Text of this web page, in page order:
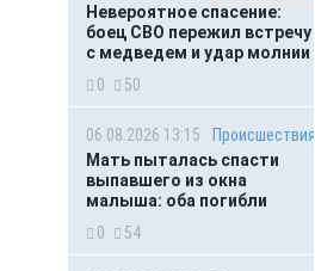
Невероятное спасение:
боец СВО пережил встречу
с медведем и удар молнии
0
50
06.08.2026 13:15
Происшествия
Мать пыталась спасти
выпавшего из окна
малыша: оба погибли
0
54